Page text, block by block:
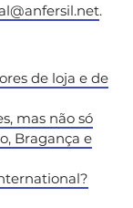
.
de loja e de
mas não só
Bragança e